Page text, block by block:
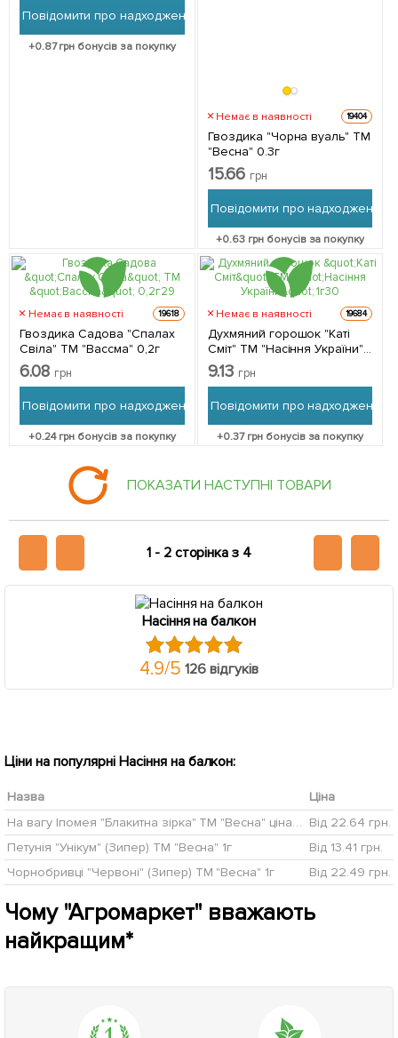
Повідомити про надходження
+0.87грн бонусів за покупку
Немає в наявності 19404
Гвоздика "Чорна вуаль" ТМ
"Весна" 0.3г
15.66 грн
Повідомити про надходження
+0.63грн бонусів за покупку
Немає в наявності 19618
Гвоздика Садова "Спалах
Свіла" ТМ "Вассма" 0,2г
6.08 грн
Повідомити про надходження
+0.24грн бонусів за покупку
Немає в наявності 19684
Духмяний горошок "Каті
Сміт" ТМ "Насіння України"
1г
9.13 грн
Повідомити про надходження
+0.37грн бонусів за покупку
ПОКАЗАТИ НАСТУПНІ ТОВАРИ
1 - 2 сторінка з 4
Насіння на балкон
4.9/5 126 відгуків
Ціни на популярні Насіння на балкон:
Назва
Ціна
На вагу Іпомея "Блакитна зірка" ТМ "Весна" ціна за 2г Від 22.64 грн.
Петунія "Унікум" (Зипер) ТМ "Весна" 1г
Від 13.41 грн.
Чорнобривці "Червоні" (Зипер) ТМ "Весна" 1г
Від 22.49 грн.
Чому "Агромаркет" вважають
найкращим*